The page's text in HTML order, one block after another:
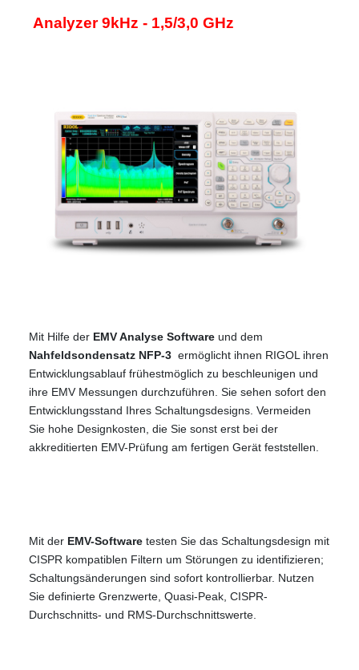
Analyzer 9kHz - 1,5/3,0 GHz
Mit Hilfe der EMV Analyse Software und dem
Nahfeldsondensatz NFP-3 ermöglicht ihnen RIGOL ihren
Entwicklungsablauf frühestmöglich zu beschleunigen und
ihre EMV Messungen durchzuführen. Sie sehen sofort den
Entwicklungsstand Ihres Schaltungsdesigns. Vermeiden
Sie hohe Designkosten, die Sie sonst erst bei der
akkreditierten EMV-Prüfung am fertigen Gerät feststellen.
Mit der EMV-Software testen Sie das Schaltungsdesign mit
CISPR kompatiblen Filtern um Störungen zu identifizieren;
Schaltungsänderungen sind sofort kontrollierbar. Nutzen
Sie definierte Grenzwerte, Quasi-Peak, CISPR-
Durchschnitts- und RMS-Durchschnittswerte.